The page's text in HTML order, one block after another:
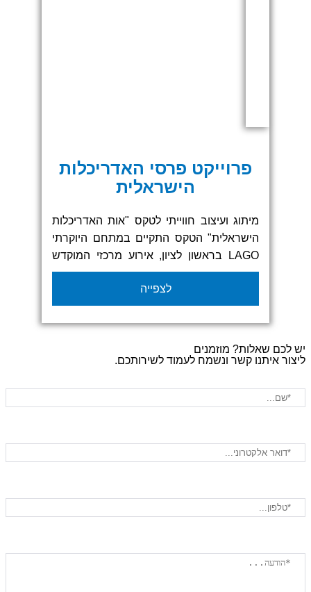
פרוייקט פרסי האדריכלות
הישראלית
מיתוג ועיצוב חווייתי לטקס "אות האדריכלות
הישראלית" הטקס התקיים במתחם היוקרתי
LAGO בראשון לציון, אירוע מרכזי המוקדש
למצוינות אדריכלית וחדשנות תכנונית. כחלק
מהחזון שלנו ב'איזי סקרין' ליצירת חוויות מותג
בלתי נשכחות, סיפקנו פתרונות תצוגה
מדהימים לכל האירוע, תוך שילוב עיצוב גרפי
מתקדם ואלמנטים ויזואליים מרשימים.
הפרויקט כלל הפקת קירות תצוגה ומסכים
להכוונת הקהל, מתקני תצוגה מודולריים
ותפריטים, וניהול קו עיצובי אחיד לכל
האלמנטים החזותיים באירוע. התוצאה היא
את הרמה הגבוהה של האירוע והעניקה לזוכים
ולמשתתפים במה מושלמת לחגוג את
הפקות, שתרמה רבות להצלחת האירוע עם
הפיקוד המקצועי והניהול המוצלח של כל
לצפייה
שאלות? מוזמנים
איתנו קשר ונשמח לעמוד לשירותכם.